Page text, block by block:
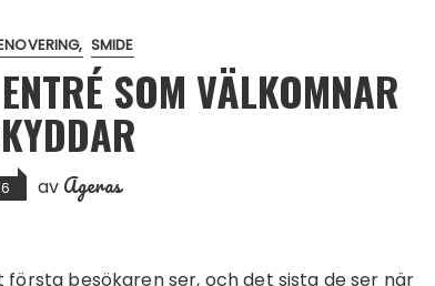
SMIDE
SOM VÄLKOMNAR
av Ageras
besökaren ser, och det sista de ser när